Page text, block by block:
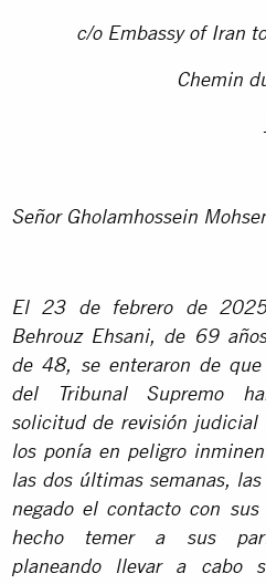
c/o Embassy of Iran
Chemin
Señor Gholamhossein
El 23 de febrero de
Behrouz Ehsani, de 69
de 48, se enteraron de
del Tribunal Supremo
solicitud de revisión judicial
los ponía en peligro
las dos últimas semanas,
negado el contacto con
hecho temer a sus
planeando llevar a cabo